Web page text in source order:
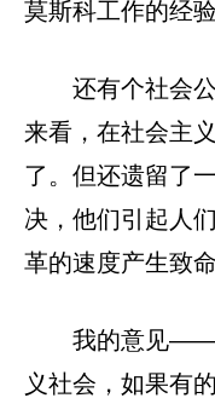
莫斯科工作的经
还有个社会
来看，在社会主
了。但还遗留了
决，他们引起人
革的速度产生致命
我的意见——
义社会，如果有